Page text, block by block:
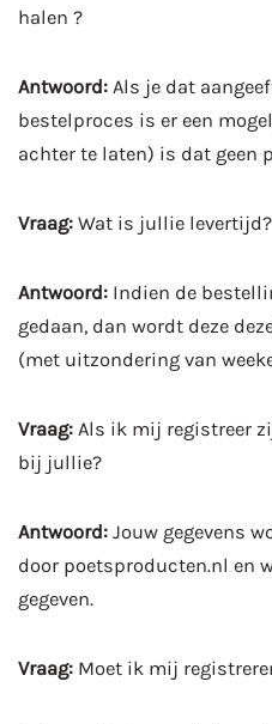
halen ?
Antwoord: Als je dat
bestelproces is er een
achter te laten) is dat geen
Vraag: Wat is jullie levertijd?
Antwoord: Indien de
gedaan, dan wordt deze
(met uitzondering van
Vraag: Als ik mij registreer
bij jullie?
Antwoord: Jouw gegevens
door poetsproducten.nl en
gegeven.
Vraag: Moet ik mij